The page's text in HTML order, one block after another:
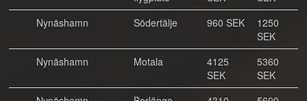
Nynäshamn
Södertälje 960 SEK
1250
SEK
Nynäshamn
Motala
4125
SEK
5360
SEK